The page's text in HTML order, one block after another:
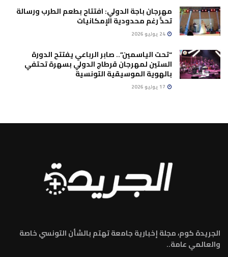
مهرجان باجة الدولي: افتتاح بطعم الطرب ورسالة
تحدٍّ رغم محدودية الإمكانيات
“تحت الياسمين”.. صابر الرباعي يفتتح الدورة
الستين لمهرجان قرطاج الدولي بسهرة تحتفي
بالهوية الموسيقية التونسية
الجريدة كوم، مجلة إخبارية جامعة تهتم بالشأن التونسي خاصة
والعالمي عامة..